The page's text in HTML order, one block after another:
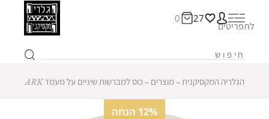
27
0
לתפריטים
הגלריה המקסיקנית ‒מוצרים ‒כוס למברשות שיניים על מעמד ARK
12% הנחה